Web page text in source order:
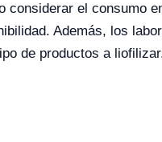
el consumo
Además, los
de productos a